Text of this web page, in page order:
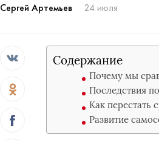
Сергей Артемьев 24 июля
Содержание
Почему мы
Последствия
Как перестать
Развитие